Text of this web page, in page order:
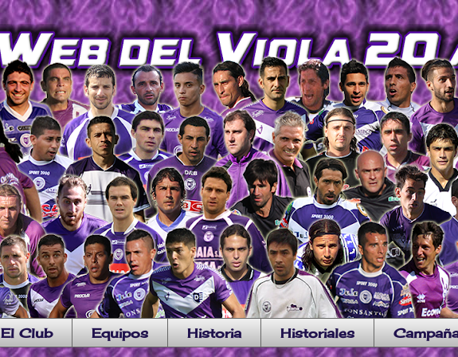
El Club Equipos Historia Historiales